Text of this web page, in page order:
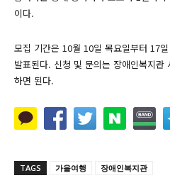
이다.
모집 기간은 10월 10일 목요일부터 17
발표된다. 신청 및 문의는 장애인복지
하면 된다.
TAGS 가을여행 장애인복지관